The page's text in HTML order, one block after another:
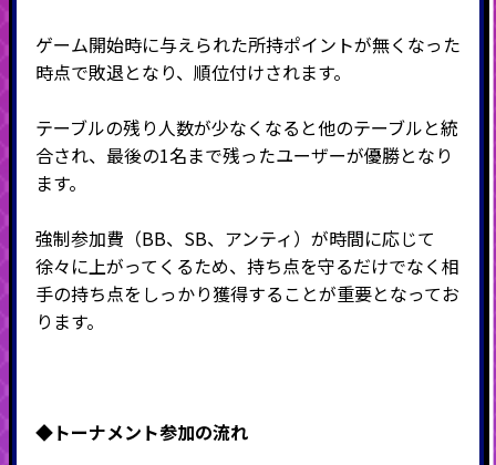
ゲーム開始時に与えられた所持ポイントが無くなった
時点で敗退となり、順位付けされます。
テーブルの残り人数が少なくなると他のテーブルと統
合され、最後の1名まで残ったユーザーが優勝となり
ます。
強制参加費（BB、SB、アンティ）が時間に応じて
徐々に上がってくるため、持ち点を守るだけでなく相
手の持ち点をしっかり獲得することが重要となってお
ります。
◆トーナメント参加の流れ